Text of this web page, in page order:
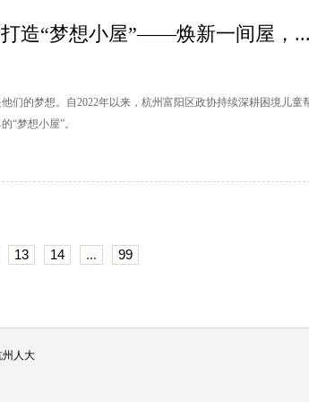
造“梦想小屋”——焕新一间屋，...
们的梦想。自2022年以来，杭州富阳区政协持续深耕困境儿童
“梦想小屋”。
13 14 ... 99
州人大